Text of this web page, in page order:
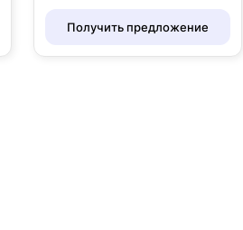
Получить предложение